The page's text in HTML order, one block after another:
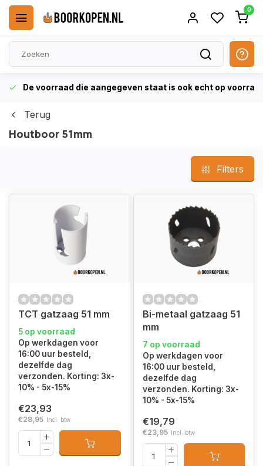
0
De voorraad die aangegeven staat is ook echt op
Terug
Houtboor 51mm
Filters
TCT gatzaag 51 mm
5 op voorraad
Op werkdagen voor
16:00 uur besteld,
dezelfde dag
verzonden. Korting: 3x-
10% - 5x-15%
€23,93
€28,95 Incl. btw
Bi-metaal gatzaag 51
mm
7 op voorraad
Op werkdagen voor
16:00 uur besteld,
dezelfde dag
verzonden. Korting: 3x-
10% - 5x-15%
€19,79
€23,95 Incl. btw